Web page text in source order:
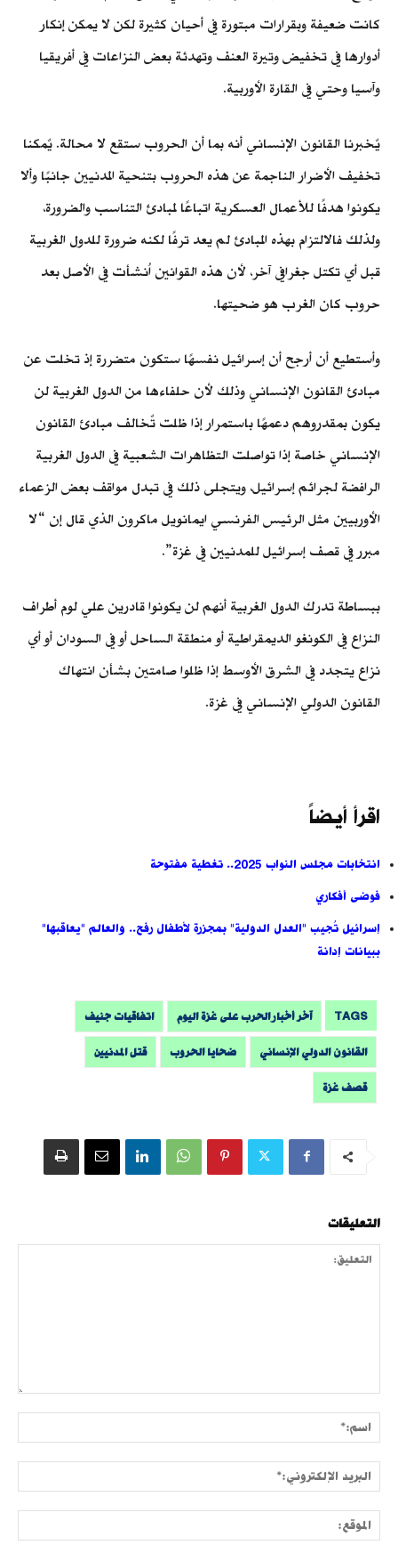
كانت ضعيفة وبقرارات مبتورة في أحيان كثيرة لكن لا يمكن إنكار
أدوارها في تخفيض وتيرة العنف وتهدئة بعض النزاعات في أفريقيا
وآسيا وحتي في القارة الأوربية.
يٌخبرنا القانون الإنساني أنه بما أن الحروب ستقع لا محالة. يٌمكنا
تخفيف الأضرار الناجمة عن هذه الحروب بتنحية المدنيين جانبًا وألا
يكونوا هدفًا للأعمال العسكرية اتباعًا لمبادئ التناسب والضرورة،
ولذلك فالالتزام بهذه المبادئ لم يعد ترفًا لكنه ضرورة للدول الغربية
قبل أي تكتل جغرافي آخر، لأن هذه القوانين اُنشأت في الأصل بعد
حروب كان الغرب هو ضحيتها.
وأستطيع أن أرجح أن إسرائيل نفسهًا ستكون متضررة إذ تخلت عن
مبادئ القانون الإنساني وذلك لأن حلفاءها من الدول الغربية لن
يكون بمقدروهم دعمهًا باستمرار إذا ظلت تٌخالف مبادئ القانون
الإنساني خاصة إذا تواصلت التظاهرات الشعبية في الدول الغربية
الرافضة لجرائم إسرائيل، ويتجلى ذلك في تبدل مواقف بعض الزعماء
الأوربيين مثل الرئيس الفرنسي ايمانويل ماكرون الذي قال إن “لا
مبرر في قصف إسرائيل للمدنيين في غزة”.
ببساطة تدرك الدول الغربية أنهم لن يكونوا قادرين علي لوم أطراف
النزاع في الكونغو الديمقراطية أو منطقة الساحل أو في السودان أو أي
نزاع يتجدد في الشرق الأوسط إذا ظلوا صامتين بشأن انتهاك
القانون الدولي الإنساني في غزة.
اقرأ أيضاً
انتخابات مجلس النواب 2025.. تغطية مفتوحة
فوضى أفكاري
إسرائيل تُجيب "العدل الدولية" بمجزرة لأطفال رفح.. والعالم "يعاقبها"
ببيانات إدانة
TAGS آخر أخبار الحرب على غزة اليوم اتفاقيات جنيف
القانون الدولي الإنساني ضحايا الحروب قتل المدنيين
قصف غزة
التعليقات